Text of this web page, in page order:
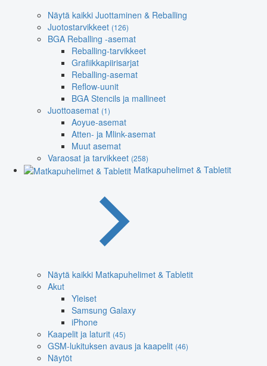
Näytä kaikki Juottaminen & Reballing
Juotostarvikkeet (126)
BGA Reballing -asemat
Reballing-tarvikkeet
Grafiikkapiirisarjat
Reballing-asemat
Reflow-uunit
BGA Stencils ja mallineet
Juottoasemat (1)
Aoyue-asemat
Atten- ja Mlink-asemat
Muut asemat
Varaosat ja tarvikkeet (258)
Matkapuhelimet & Tabletit
Näytä kaikki Matkapuhelimet & Tabletit
Akut
Yleiset
Samsung Galaxy
iPhone
Kaapelit ja laturit (45)
GSM-lukituksen avaus ja kaapelit (46)
Näytöt